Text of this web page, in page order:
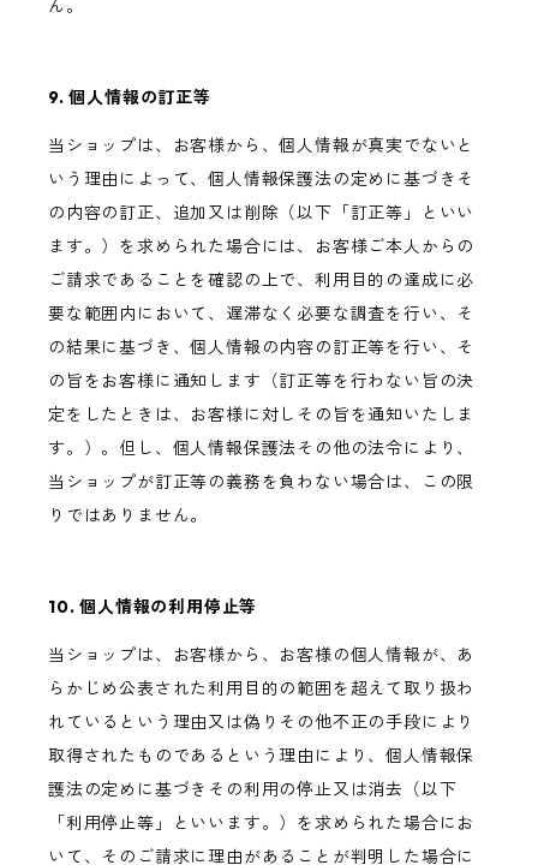
ん。
9. 個人情報の訂正等
当ショップは、お客様から、個人情報が真実でないと
いう理由によって、個人情報保護法の定めに基づきそ
の内容の訂正、追加又は削除（以下「訂正等」といい
ます。）を求められた場合には、お客様ご本人からの
ご請求であることを確認の上で、利用目的の達成に必
要な範囲内において、遅滞なく必要な調査を行い、そ
の結果に基づき、個人情報の内容の訂正等を行い、そ
の旨をお客様に通知します（訂正等を行わない旨の決
定をしたときは、お客様に対しその旨を通知いたしま
す。）。但し、個人情報保護法その他の法令により、
当ショップが訂正等の義務を負わない場合は、この限
りではありません。
10. 個人情報の利用停止等
当ショップは、お客様から、お客様の個人情報が、あ
らかじめ公表された利用目的の範囲を超えて取り扱わ
れているという理由又は偽りその他不正の手段により
取得されたものであるという理由により、個人情報保
護法の定めに基づきその利用の停止又は消去（以下
「利用停止等」といいます。）を求められた場合にお
いて、そのご請求に理由があることが判明した場合に